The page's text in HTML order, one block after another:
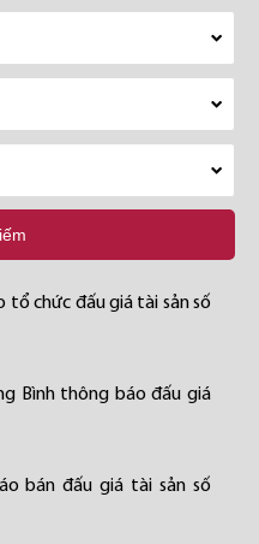
tổ chức đấu giá tài sản số
Bình thông báo đấu giá
bán đấu giá tài sản số